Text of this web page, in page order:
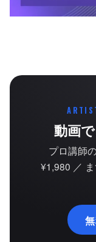
動画
プロ講師
¥1,980 ／